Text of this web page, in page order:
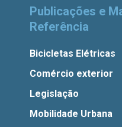
Publicações e
Referência
Bicicletas Elétricas
Comércio exterior
Legislação
Mobilidade Urbana